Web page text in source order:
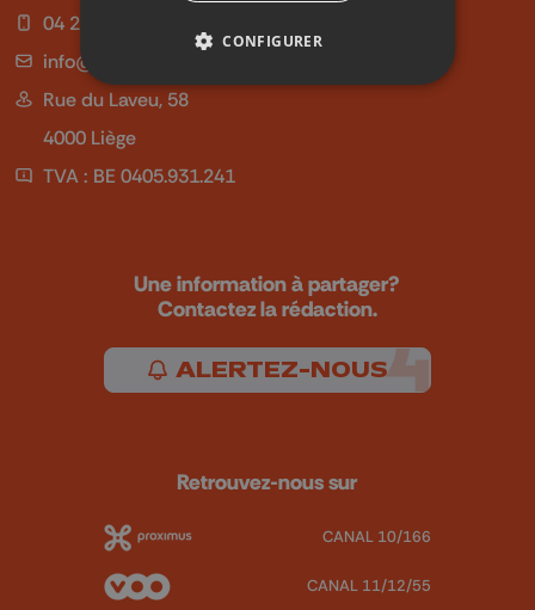
04 254 99 99
info@qu4tre.be
Rue du Laveu, 58
4000 Liège
TVA : BE 0405.931.241
Une information à partager?
Contactez la rédaction.
ALERTEZ-NOUS
Retrouvez-nous sur
CANAL 10/166
CANAL 11/12/55
CONFIGURER